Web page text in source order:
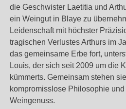
die Geschwister Laetitia und
ein Weingut in Blaye zu
Leidenschaft mit höchster
tragischen Verlustes Arthurs im
das gemeinsame Erbe fort,
Louis, der sich seit 2009 um die
kümmerts. Gemeinsam stehen
kompromisslose Philosophie
Weingenuss.